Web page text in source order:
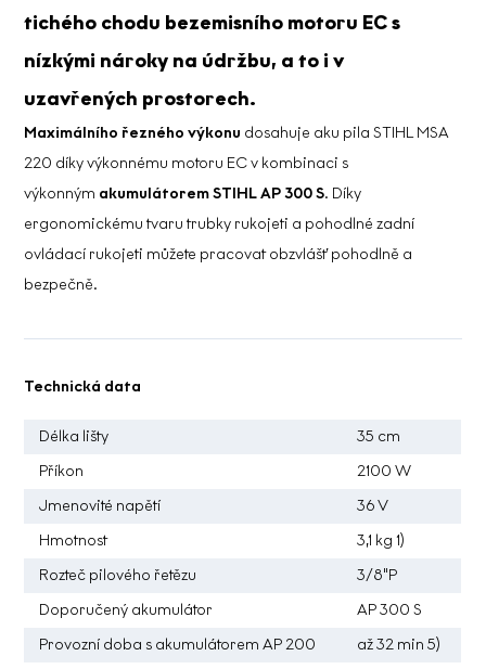
tichého chodu bezemisního motoru EC s
nízkými nároky na údržbu, a to i v
uzavřených prostorech.
Maximálního řezného výkonu dosahuje aku pila STIHL MSA
220 díky výkonnému motoru EC v kombinaci s
výkonným akumulátorem STIHL AP 300 S. Díky
ergonomickému tvaru trubky rukojeti a pohodlné zadní
ovládací rukojeti můžete pracovat obzvlášť pohodlně a
bezpečně.
Technická data
Délka lišty
35 cm
Příkon
2100 W
Jmenovité napětí
36 V
Hmotnost
3,1 kg 1)
Rozteč pilového řetězu
3/8"P
Doporučený akumulátor
AP 300 S
Provozní doba s akumulátorem AP 200
až 32 min 5)